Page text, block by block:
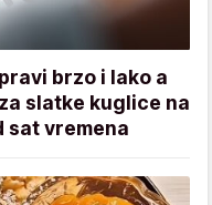
brzo i lako a
slatke kuglice na
sat vremena